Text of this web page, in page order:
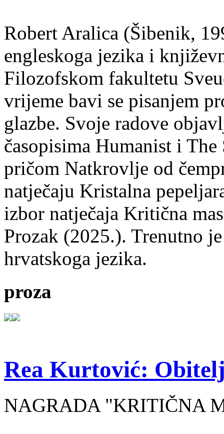
Robert Aralica (Šibenik,
engleskoga jezika i
Filozofskom fakultetu
vrijeme bavi se pisanjem
glazbe. Svoje radove
časopisima Humanist i
pričom Natkrovlje od
natječaju Kristalna
izbor natječaja Kritična
Prozak (2025.). Trenutno
hrvatskoga jezika.
proza
Rea Kurtović:
NAGRADA "KRITIČNA